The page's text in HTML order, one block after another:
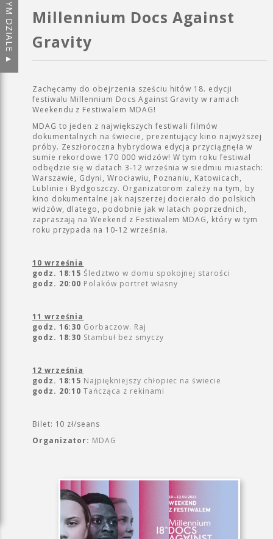
Millennium Docs Against
Gravity
Zachęcamy do obejrzenia sześciu hitów 18. edycji
festiwalu Millennium Docs Against Gravity w ramach
Weekendu z Festiwalem MDAG!
MDAG to jeden z największych festiwali filmów
dokumentalnych na świecie, prezentujący kino najwyższej
próby. Zeszłoroczna hybrydowa edycja przyciągnęła w
sumie rekordowe 170 000 widzów! W tym roku festiwal
odbędzie się w datach 3-12 września w siedmiu miastach:
Warszawie, Gdyni, Wrocławiu, Poznaniu, Katowicach,
Lublinie i Bydgoszczy. Organizatorom zależy na tym, by
kino dokumentalne jak najszerzej docierało do polskich
widzów, dlatego, podobnie jak w latach poprzednich,
zapraszają na Weekend z Festiwalem MDAG, który w tym
roku przypada na 10-12 września.
10 września
godz. 18:15 Śledztwo w domu spokojnej starości
godz. 20:00 Polaków portret własny
11 września
godz. 16:30 Gorbaczow. Raj
godz. 18:30 Stambuł bez smyczy
12 września
godz. 18:15 Najpiękniejszy chłopiec na świecie
godz. 20:10 Tańcząca z rekinami
Bilet: 10 zł/seans
Organizator: MDAG